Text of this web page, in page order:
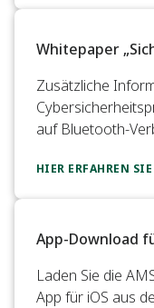
Whitepaper
Zusätzliche
auf Bluetooth-
HIER ERFAHREN
App-Download
Laden Sie die
App für iOS aus